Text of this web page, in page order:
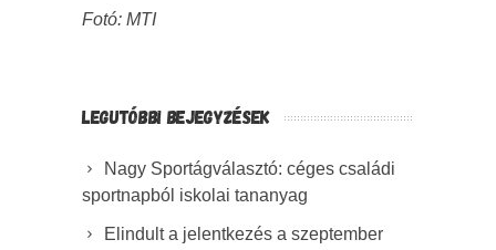
Fotó: MTI
LEGUTÓBBI BEJEGYZÉSEK
Nagy Sportágválasztó: céges családi
sportnapból iskolai tananyag
Elindult a jelentkezés a szeptember